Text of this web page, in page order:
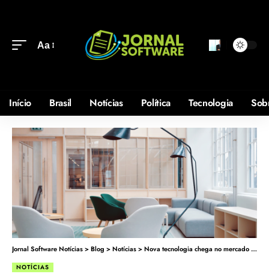
Aa
Início Brasil Notícias Política Tecnologia
Jornal Software Notícias>Blog >Notícias>Nova tecnologia chega no mercado imobiliário
NOTÍCIAS